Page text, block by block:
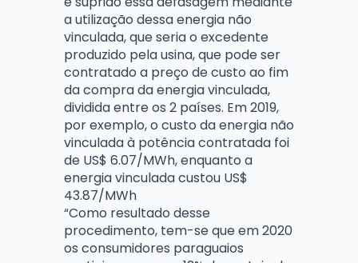
a utilização dessa energia não
vinculada, que seria o excedente
produzido pela usina, que pode ser
contratado a preço de custo ao fim
da compra da energia vinculada,
dividida entre os 2 países. Em 2019,
por exemplo, o custo da energia não
vinculada à potência contratada foi
de US$ 6.07/MWh, enquanto a
energia vinculada custou US$
43.87/MWh
“Como resultado desse
procedimento, tem-se que em 2020
os consumidores paraguaios